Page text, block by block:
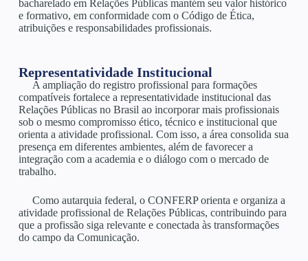
bacharelado em Relações Públicas mantém seu valor histórico
e formativo, em conformidade com o Código de Ética,
atribuições e responsabilidades profissionais.
Representatividade Institucional
A ampliação do registro profissional para formações
compatíveis fortalece a representatividade institucional das
Relações Públicas no Brasil ao incorporar mais profissionais
sob o mesmo compromisso ético, técnico e institucional que
orienta a atividade profissional. Com isso, a área consolida sua
presença em diferentes ambientes, além de favorecer a
integração com a academia e o diálogo com o mercado de
trabalho.
Como autarquia federal, o CONFERP orienta e organiza a
atividade profissional de Relações Públicas, contribuindo para
que a profissão siga relevante e conectada às transformações
do campo da Comunicação.